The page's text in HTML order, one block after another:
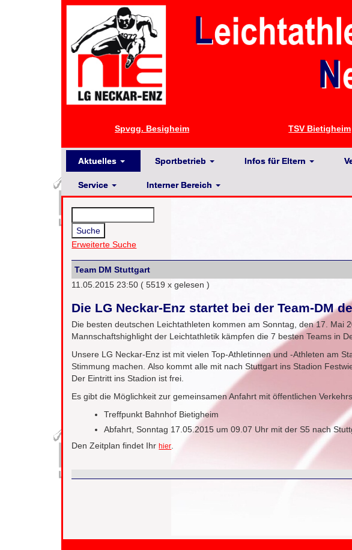
Spvgg. Besigheim TSV Bietigheim
Aktuelles Sportbetrieb Infos für Eltern
Service Interner Bereich
Erweiterte Suche
Team DM Stuttgart
11.05.2015 23:50 ( 5519 x gelesen )
Die LG Neckar-Enz startet bei der Team-DM
Die besten deutschen Leichtathleten kommen am Sonntag, den 17. Mai
Mannschaftshighlight der Leichtathletik kämpfen die 7 besten Teams in
Unsere LG Neckar-Enz ist mit vielen Top-Athletinnen und -Athleten am
Stimmung machen. Also kommt alle mit nach Stuttgart ins Stadion
Der Eintritt ins Stadion ist frei.
Es gibt die Möglichkeit zur gemeinsamen Anfahrt mit öffentlichen
Treffpunkt Bahnhof Bietigheim
Abfahrt, Sonntag 17.05.2015 um 09.07 Uhr mit der S5 nach
Den Zeitplan findet Ihrhier